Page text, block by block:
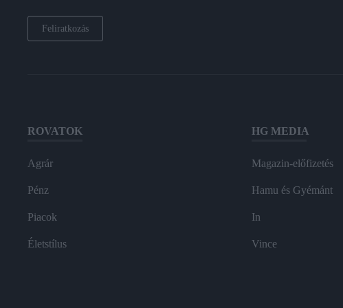
Feliratkozás
ROVATOK
Agrár
Pénz
Piacok
Életstílus
HG MEDIA
Magazin-előfizetés
Hamu és Gyémánt
In
Vince